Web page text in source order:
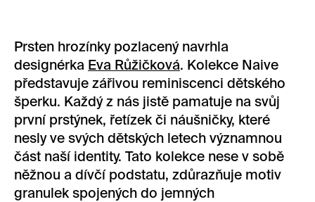
Prsten hrozínky pozlacený navrhla
designérka Eva Růžičková. Kolekce Naive
představuje zářivou reminiscenci dětského
šperku. Každý z nás jistě pamatuje na svůj
první prstýnek, řetízek či náušničky, které
nesly ve svých dětských letech významnou
část naší identity. Tato kolekce nese v sobě
něžnou a dívčí podstatu, zdůrazňuje motiv
granulek spojených do jemných